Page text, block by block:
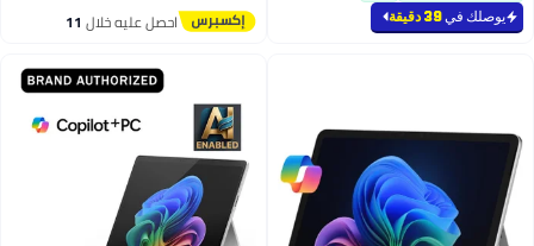
يوصلك في39 دقيقة احصل عليه خلال 11